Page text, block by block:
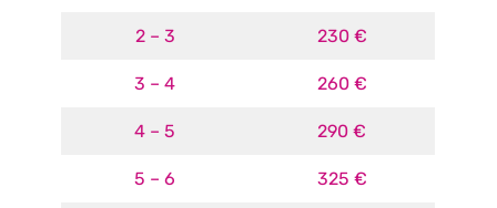
2 – 3 230 €
3 – 4 260 €
4 – 5 290 €
5 – 6 325 €